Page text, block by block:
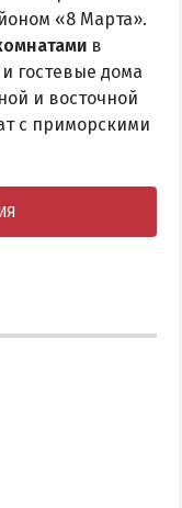
«8 Марта».
в
гостевые дома
и восточной
с приморскими